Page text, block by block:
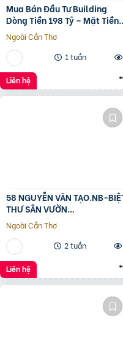
Mua Bán Đầu Tư Building
Dòng Tiền 198 Tỷ – Mặt Tiền
Đường 3/2, Trung Tâm Quận
10
Ngoài Cần Thơ
1 tuần
Liên hệ
58 NGUYỄN VĂN TẠO.NB-
THỰ SÂN VƯỜN
260M2[11x24M]-12.8 TỶ
Ngoài Cần Thơ
2 tuần
Liên hệ